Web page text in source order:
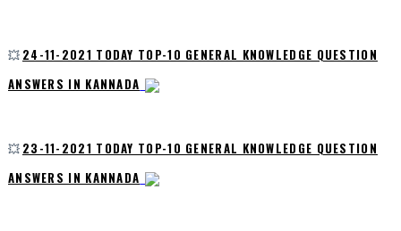
💥 24-11-2021 TODAY TOP-10 GENERAL KNOWLEDGE QUESTION
ANSWERS IN KANNADA
💥 23-11-2021 TODAY TOP-10 GENERAL KNOWLEDGE QUESTION
ANSWERS IN KANNADA